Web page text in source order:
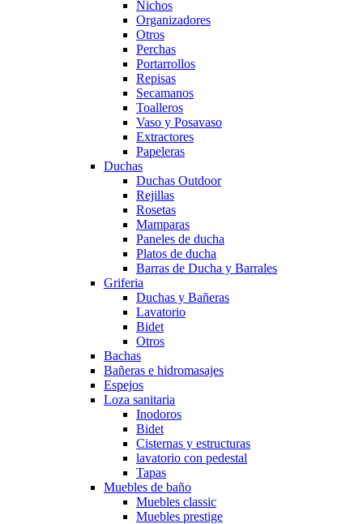
Nichos
Organizadores
Otros
Perchas
Portarrollos
Repisas
Secamanos
Toalleros
Vaso y Posavaso
Extractores
Papeleras
Duchas
Duchas Outdoor
Rejillas
Rosetas
Mamparas
Paneles de ducha
Platos de ducha
Barras de Ducha y Barrales
Griferia
Duchas y Bañeras
Lavatorio
Bidet
Otros
Bachas
Bañeras e hidromasajes
Espejos
Loza sanitaria
Inodoros
Bidet
Cisternas y estructuras
lavatorio con pedestal
Tapas
Muebles de baño
Muebles classic
Muebles prestige